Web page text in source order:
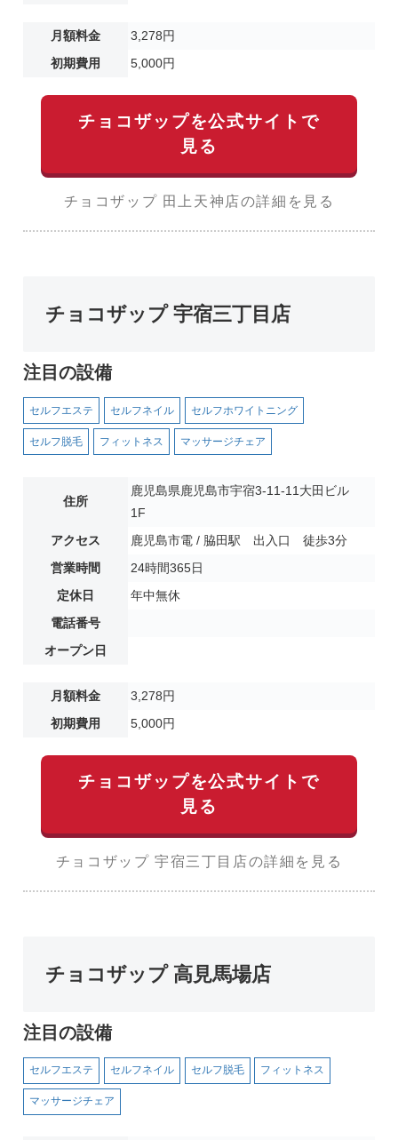
月額料金
3,278円
初期費用
5,000円
チョコザップを公式サイトで
見る
チョコザップ 田上天神店の詳細を見る
チョコザップ 宇宿三丁目店
注目の設備
セルフエステ セルフネイル セルフホワイトニング
セルフ脱毛 フィットネス マッサージチェア
住所
鹿児島県鹿児島市宇宿3-11-11大田ビル
1F
アクセス
鹿児島市電 / 脇田駅 出入口 徒歩3分
営業時間
24時間365日
定休日
年中無休
電話番号
オープン日
月額料金
3,278円
初期費用
5,000円
チョコザップを公式サイトで
見る
チョコザップ 宇宿三丁目店の詳細を見る
チョコザップ 高見馬場店
注目の設備
セルフエステ セルフネイル セルフ脱毛 フィットネス
マッサージチェア